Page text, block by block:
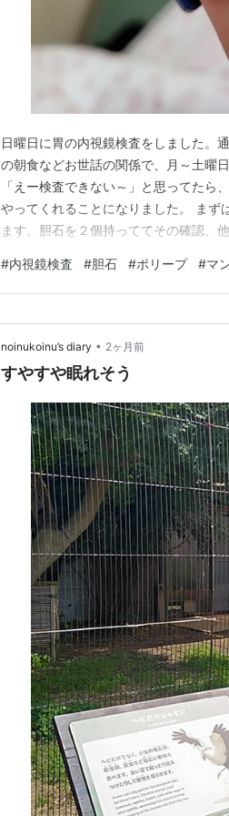
日曜日に胃の内視鏡検査をしました。
の朝食などお世話の関係で、月～土曜
「えー検査できない～」と思ってたら
やってくれることになりました。 まず
ます。胆石を２個持っててその確認、
様子を見ましょうと言われました。
た。これは全く気にしなくてもよいと
#内視鏡検査 #胆石 #ポリープ #マ
noinukoinu’s diary • 2ヶ月前
すやすや眠れそう